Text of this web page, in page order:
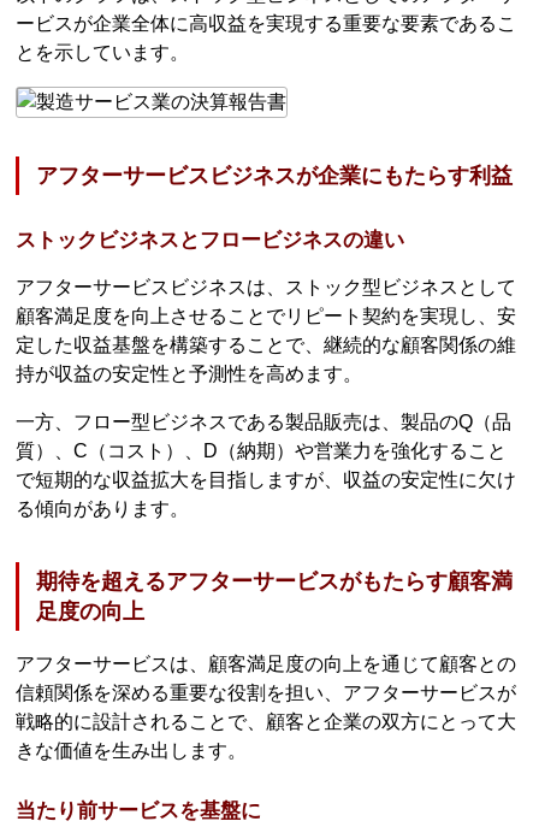
ービスが企業全体に高収益を実現する重要な要素であるこ
とを示しています。
アフターサービスビジネスが企業にもたらす利益
ストックビジネスとフロービジネスの違い
アフターサービスビジネスは、ストック型ビジネスとして
顧客満足度を向上させることでリピート契約を実現し、安
定した収益基盤を構築することで、継続的な顧客関係の維
持が収益の安定性と予測性を高めます。
一方、フロー型ビジネスである製品販売は、製品のQ（品
質）、C（コスト）、D（納期）や営業力を強化すること
で短期的な収益拡大を目指しますが、収益の安定性に欠け
る傾向があります。
期待を超えるアフターサービスがもたらす顧客満
足度の向上
アフターサービスは、顧客満足度の向上を通じて顧客との
信頼関係を深める重要な役割を担い、アフターサービスが
戦略的に設計されることで、顧客と企業の双方にとって大
きな価値を生み出します。
当たり前サービスを基盤に